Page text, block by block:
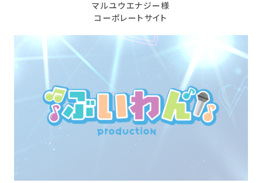
マルユウエナジー様
コーポレートサイト